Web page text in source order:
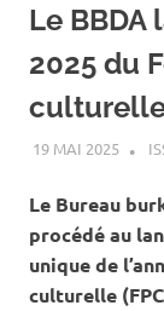
Le BBDA
2025 du
19 MAI 2025
Le Bureau
procédé au
unique de
culturelle